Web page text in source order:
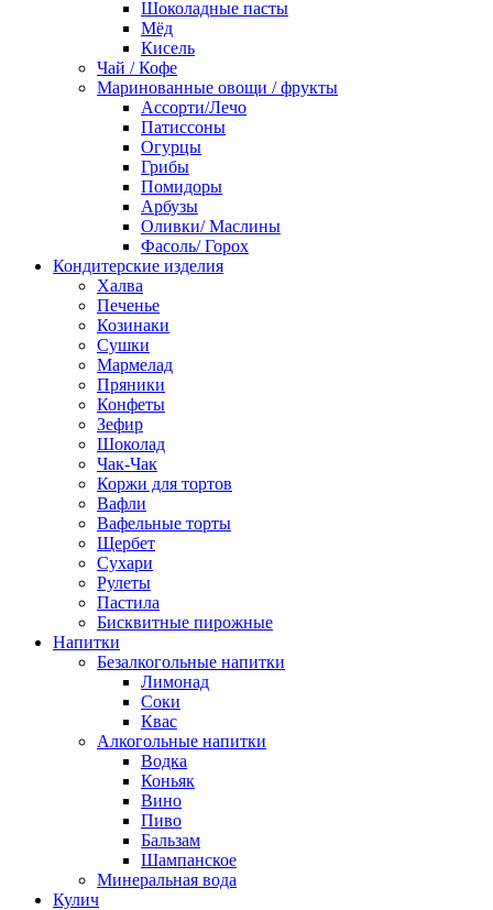
Шоколадные пасты
Мёд
Кисель
Чай / Кофе
Маринованные овощи / фрукты
Ассорти/Лечо
Патиссоны
Огурцы
Грибы
Помидоры
Арбузы
Оливки/ Маслины
Фасоль/ Горох
Кондитерские изделия
Халва
Печенье
Козинаки
Сушки
Мармелад
Пряники
Конфеты
Зефир
Шоколад
Чак-Чак
Коржи для тортов
Вафли
Вафельные торты
Щербет
Сухари
Рулеты
Пастила
Бисквитные пирожные
Напитки
Безалкогольные напитки
Лимонад
Соки
Квас
Алкогольные напитки
Водка
Коньяк
Вино
Пиво
Бальзам
Шампанское
Минеральная вода
Кулич